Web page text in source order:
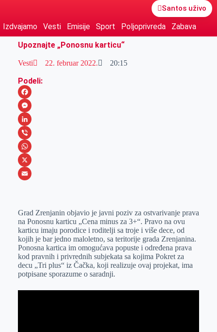
Santos uživo
Izdvajamo Vesti Emisije Sport Poljoprivreda
Zabava
Upoznajte „Ponosnu karticu“
Vesti 22. februar 2022. 20:15
Podeli:
F
a
c
e
b
o
M
e
s
s
e
e
r
L
i
n
k
I
n
V
i
b
W
h
s
A
p
p
X
a
i
l
Grad Zrenjanin objavio je javni poziv za ostvarivanje prava
na Ponosnu karticu „Cena minus za 3+“. Pravo na ovu
karticu imaju porodice i roditelji sa troje i više dece, od
kojih je bar jedno maloletno, sa teritorije grada Zrenjanina.
Ponosna kartica im omogućava popuste i određena prava
kod pravnih i privrednih subjekata sa kojima Pokret za
decu „Tri plus“ iz Čačka, koji realizuje ovaj projekat, ima
potpisane sporazume o saradnji.